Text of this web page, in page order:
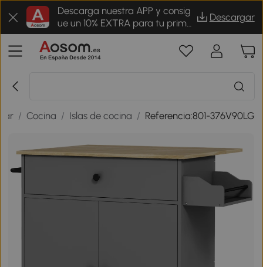
Descarga nuestra APP y consig
ue un 10% EXTRA para tu prime
r pedido
Descargar
/ Cocina / Islas de cocina / Referencia:801-376V90LG